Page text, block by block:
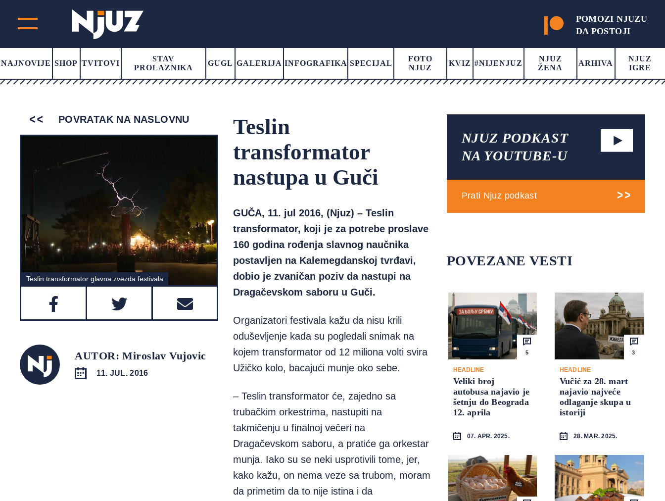
POMOZI NJUZU
DA POSTOJI
NAJNOVIJE SHOP TVITOVI
STAV
PROLAZNIKA
GUGL GALERIJA INFOGRAFIKA SPECIJAL
FOTO
NJUZ
KVIZ #NIJENJUZ
NJUZ
ŽENA
ARHIVA
NJUZ
IGRE
POVRATAK NA NASLOVNU
Teslin transformator glavna zvezda festivala
AUTOR: Miroslav Vujovic
11. JUL. 2016
Teslin
transformator
nastupa u Guči
GUČA, 11. jul 2016, (Njuz) – Teslin
transformator, koji je za potrebe proslave
160 godina rođenja slavnog naučnika
postavljen na Kalemegdanskoj tvrđavi,
dobio je zvaničan poziv da nastupi na
Dragačevskom saboru u Guči.
Organizatori festivala kažu da nisu krili
oduševljenje kada su pogledali snimak na
kojem transformator od 12 miliona volti svira
Užičko kolo, bacajući munje oko sebe.
– Teslin transformator će, zajedno sa
trubačkim orkestrima, nastupiti na
takmičenju u finalnoj večeri na
Dragačevskom saboru, a pratiće ga orkestar
munja. Iako su se neki usprotivili tome, jer,
kako kažu, on nema veze sa trubom, moram
da primetim da to nije istina i da
NJUZ PODKAST
NA YOUTUBE-U
Prati Njuz podkast
POVEZANE VESTI
5
HEADLINE
Veliki broj
autobusa najavio je
šetnju do Beograda
12. aprila
07. APR. 2025.
3
HEADLINE
Vučić za 28. mart
najavio najveće
odlaganje skupa u
istoriji
28. MAR. 2025.